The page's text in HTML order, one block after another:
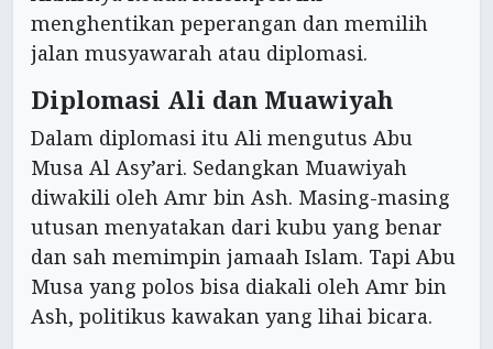
menghentikan peperangan dan memilih
jalan musyawarah atau diplomasi.
Diplomasi Ali dan Muawiyah
Dalam diplomasi itu Ali mengutus Abu
Musa Al Asy’ari. Sedangkan Muawiyah
diwakili oleh Amr bin Ash. Masing-masing
utusan menyatakan dari kubu yang benar
dan sah memimpin jamaah Islam. Tapi Abu
Musa yang polos bisa diakali oleh Amr bin
Ash, politikus kawakan yang lihai bicara.